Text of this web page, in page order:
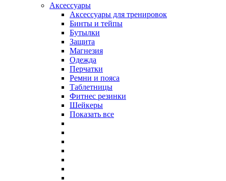
Аксессуары
Аксессуары для тренировок
Бинты и тейпы
Бутылки
Защита
Магнезия
Одежда
Перчатки
Ремни и пояса
Таблетницы
Фитнес резинки
Шейкеры
Показать все